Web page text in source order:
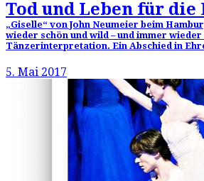
Tod und Leben für die
„Giselle“ von John Neumeier beim
wieder schön und wild – und immer
Tänzerinterpretation. Ein Abschied in
5. Mai 2017